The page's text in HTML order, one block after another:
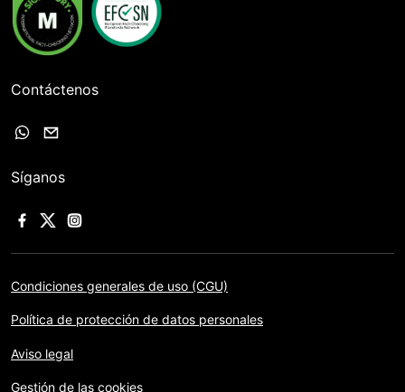
Contáctenos
Síganos
Condiciones generales de uso (CGU)
Política de protección de datos personales
Aviso legal
Gestión de las cookies